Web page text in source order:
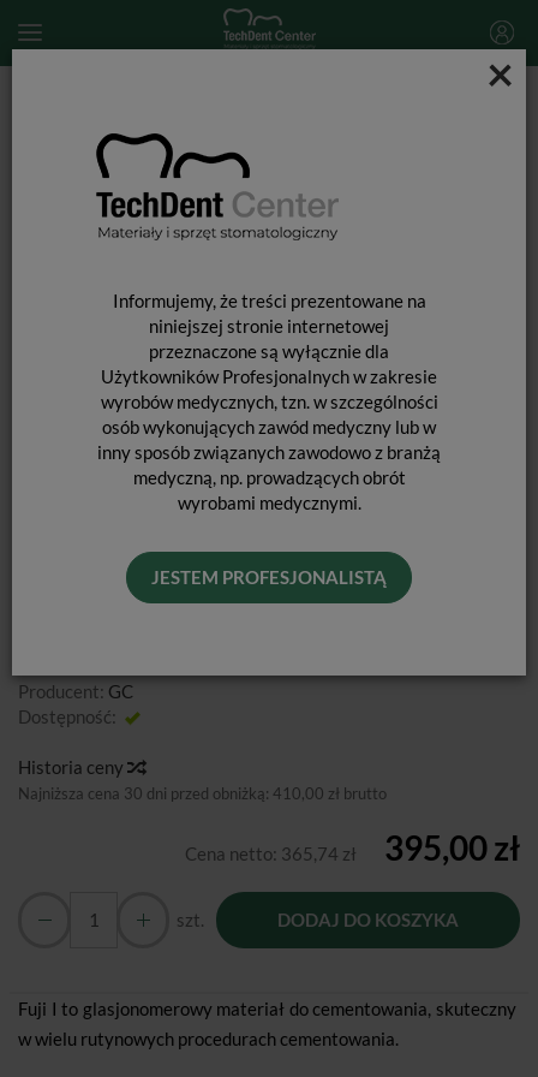
×
Informujemy, że treści prezentowane na
niniejszej stronie internetowej
przeznaczone są wyłącznie dla
Użytkowników Profesjonalnych w zakresie
wyrobów medycznych, tzn. w szczególności
osób wykonujących zawód medyczny lub w
inny sposób związanych zawodowo z branżą
medyczną, np. prowadzących obrót
wyrobami medycznymi.
JESTEM PROFESJONALISTĄ
Fuji I / 50 kapsułek
FUJI I / 50 KAPSUŁEK
to glasjonomerowy materiał do cementowania, skuteczny
w wielu rutynowych procedurach cementowania.
Producent: GC
Dostępność:
Historia ceny
Najniższa cena 30 dni przed obniżką: 410,00 zł brutto
Cena netto: 365,74 zł 395,00 zł
szt. DODAJ DO KOSZYKA
Fuji I to glasjonomerowy materiał do cementowania, skuteczny
w wielu rutynowych procedurach cementowania.